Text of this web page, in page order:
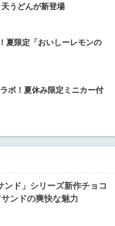
うどんが新登場
夏限定「おいしーレモンの
ボ！夏休み限定ミニカー付
ンド」シリーズ新作チョコ
ンドの爽快な魅力